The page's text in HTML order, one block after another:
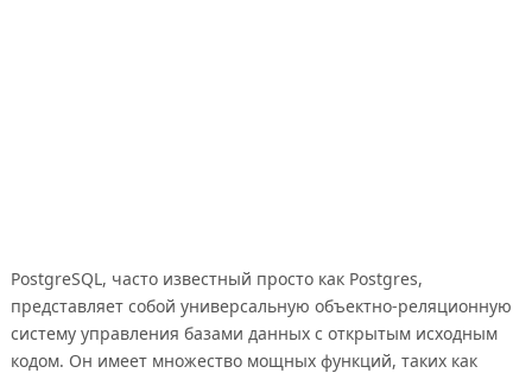
PostgreSQL, часто известный просто как Postgres,
представляет собой универсальную объектно-реляционную
систему управления базами данных с открытым исходным
кодом. Он имеет множество мощных функций, таких как